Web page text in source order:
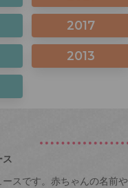
2017
2013
スです。赤ちゃんの名前や